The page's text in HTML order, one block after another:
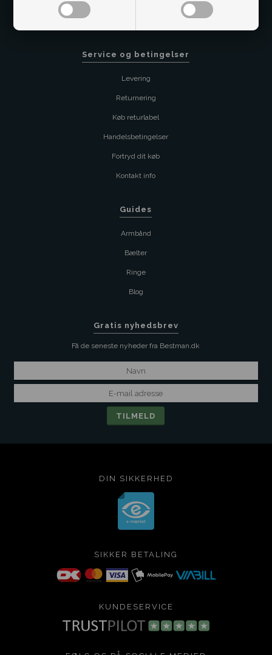
Service og betingelser
Levering
Returnering
Køb returlabel
Handelsbetingelser
Fortryd dit køb
Kontakt info
Guides
Armbånd
Bælter
Ringe
Blog
Gratis nyhedsbrev
Få de seneste nyheder fra Bestman.dk
DIN SIKKERHED
SIKKER BETALING
KUNDESERVICE